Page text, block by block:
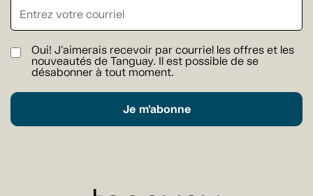
Oui! J'aimerais recevoir par courriel les offres et les
nouveautés de Tanguay. Il est possible de se
désabonner à tout moment.
Je m'abonne